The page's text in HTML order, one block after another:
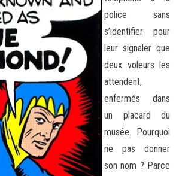
police sans
s’identifier pour
leur signaler que
deux voleurs les
attendent,
enfermés dans
un placard du
musée. Pourquoi
ne pas donner
son nom ? Parce